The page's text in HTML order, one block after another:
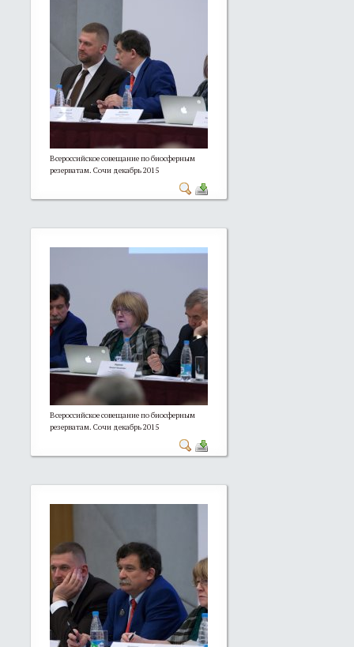
Всероссийское совещание по биосферным
резерватам. Сочи декабрь 2015
Всероссийское совещание по биосферным
резерватам. Сочи декабрь 2015